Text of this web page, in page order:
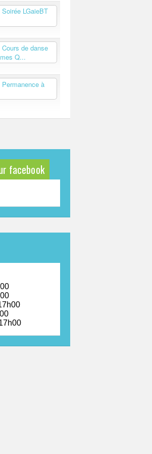
Soirée LGaieBT
Cours de danse
Q...
Permanence à
facebook